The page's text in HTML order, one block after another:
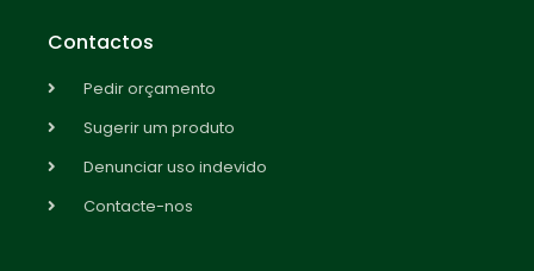
Contactos
Pedir orçamento
Sugerir um produto
Denunciar uso indevido
Contacte-nos